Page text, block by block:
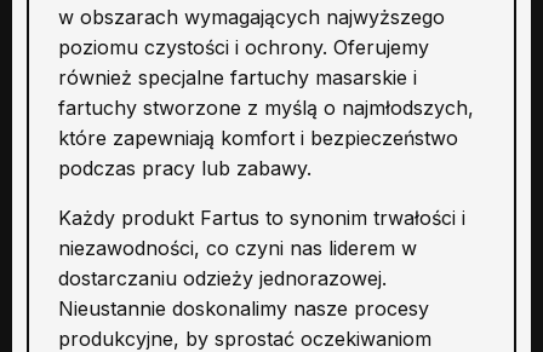
w obszarach wymagających najwyższego
poziomu czystości i ochrony. Oferujemy
również specjalne fartuchy masarskie i
fartuchy stworzone z myślą o najmłodszych,
które zapewniają komfort i bezpieczeństwo
podczas pracy lub zabawy.
Każdy produkt Fartus to synonim trwałości i
niezawodności, co czyni nas liderem w
dostarczaniu odzieży jednorazowej.
Nieustannie doskonalimy nasze procesy
produkcyjne, by sprostać oczekiwaniom